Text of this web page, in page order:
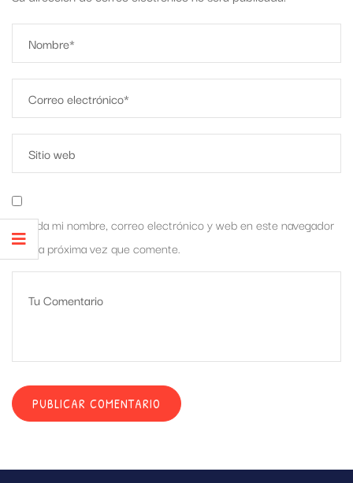
Guarda mi nombre, correo electrónico y web en este navegador
para la próxima vez que comente.